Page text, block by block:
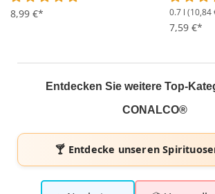
Durchschnittliche Bewertung von 5 von 5
8,99 €* 0.7 l (10,84
7,59 €*
Entdecken Sie weitere Top-
CONALCO®
🍸 Entdecke unseren